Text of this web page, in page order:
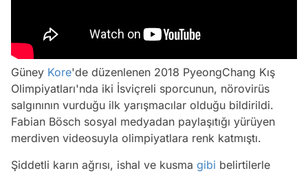
Güney Kore'de düzenlenen 2018 PyeongChang Kış
Olimpiyatları'nda iki İsviçreli sporcunun, nörovirüs
salgınının vurduğu ilk yarışmacılar olduğu bildirildi.
Fabian Bösch sosyal medyadan paylaşıtığı yürüyen
merdiven videosuyla olimpiyatlara renk katmıştı.
Şiddetli karın ağrısı, ishal ve kusma gibi belirtilerle